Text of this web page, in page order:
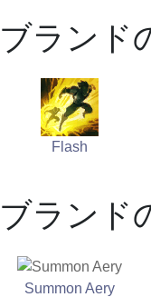
ブランド
Flash
ブランド
Summon Aery